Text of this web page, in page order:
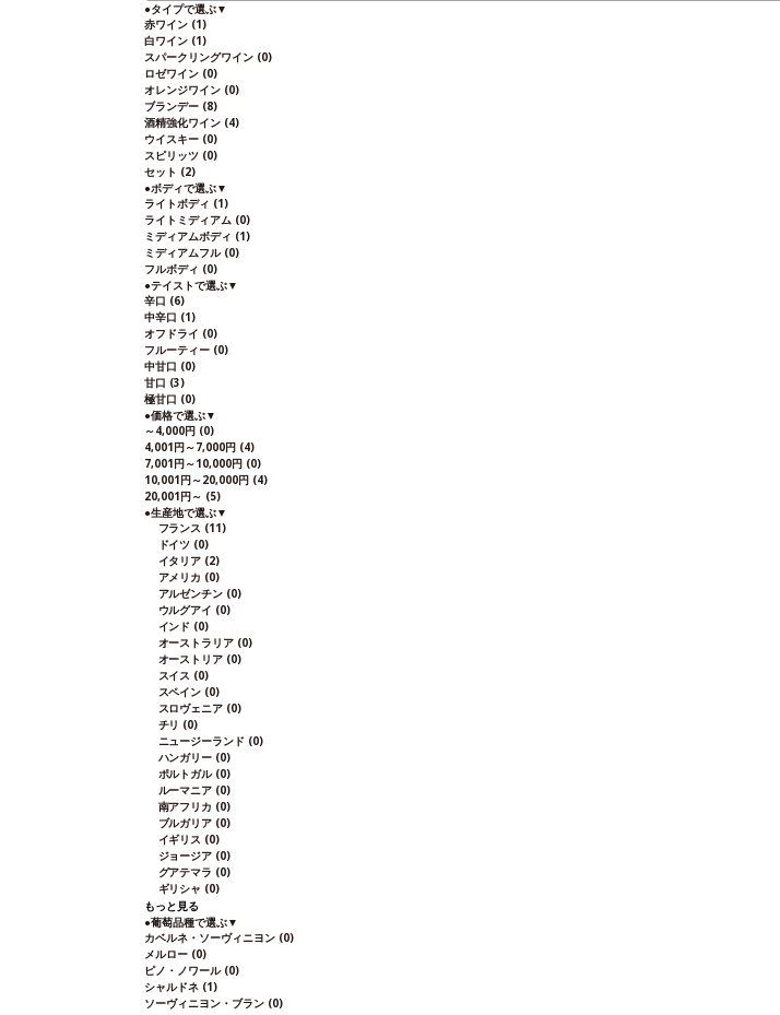
●タイプで選ぶ▼
赤ワイン (1)
白ワイン (1)
スパークリングワイン (0)
ロゼワイン (0)
オレンジワイン (0)
ブランデー (8)
酒精強化ワイン (4)
ウイスキー (0)
スピリッツ (0)
セット (2)
●ボディで選ぶ▼
ライトボディ (1)
ライトミディアム (0)
ミディアムボディ (1)
ミディアムフル (0)
フルボディ (0)
●テイストで選ぶ▼
辛口 (6)
中辛口 (1)
オフドライ (0)
フルーティー (0)
中甘口 (0)
甘口 (3)
極甘口 (0)
●価格で選ぶ▼
～4,000円 (0)
4,001円～7,000円 (4)
7,001円～10,000円 (0)
10,001円～20,000円 (4)
20,001円～ (5)
●生産地で選ぶ▼
フランス (11)
ドイツ (0)
イタリア (2)
アメリカ (0)
アルゼンチン (0)
ウルグアイ (0)
インド (0)
オーストラリア (0)
オーストリア (0)
スイス (0)
スペイン (0)
スロヴェニア (0)
チリ (0)
ニュージーランド (0)
ハンガリー (0)
ポルトガル (0)
ルーマニア (0)
南アフリカ (0)
ブルガリア (0)
イギリス (0)
ジョージア (0)
グアテマラ (0)
ギリシャ (0)
もっと見る
●葡萄品種で選ぶ▼
カベルネ・ソーヴィニヨン (0)
メルロー (0)
ピノ・ノワール (0)
シャルドネ (1)
ソーヴィニヨン・ブラン (0)